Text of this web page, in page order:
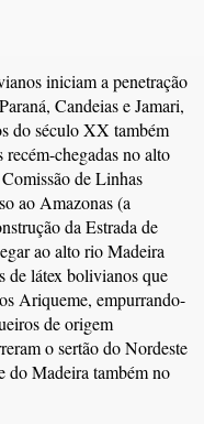
iniciam a penetração
Candeias e Jamari,
do século XX também
recém-chegadas no alto
de Linhas
ao Amazonas (a
da Estrada de
ao alto rio Madeira
de látex bolivianos que
Ariqueme, empurrando-
de origem
o sertão do Nordeste
do Madeira também no